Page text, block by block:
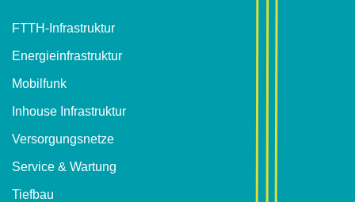
FTTH-Infrastruktur
Energieinfrastruktur
Mobilfunk
Inhouse Infrastruktur
Versorgungsnetze
Service & Wartung
Tiefbau